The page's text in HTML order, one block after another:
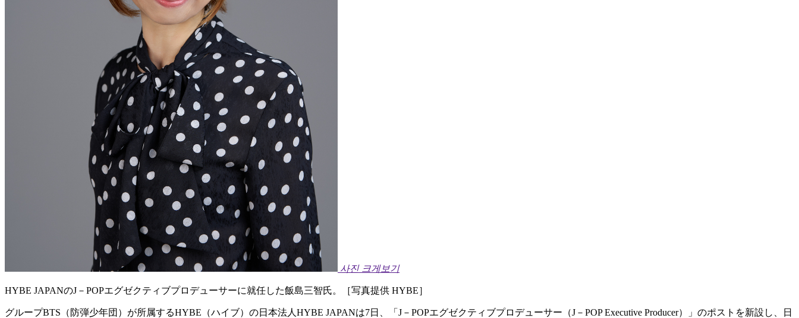
사진 크게보기
HYBE JAPANのJ－POPエグゼクティブプロデューサーに就任した飯島三智氏。［写真提供 HYBE］
グループBTS（防弾少年団）が所属するHYBE（ハイブ）の日本法人HYBE JAPANは7日、「J－POPエグゼクティブプロデューサー（J－POP Executive Producer）」のポストを新設し、日